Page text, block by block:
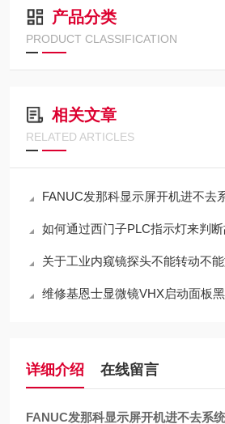
产品分类
PRODUCT CLASSIFICATION
相关文章
RELATED ARTICLES
FANUC发那科显示屏开机进不去
如何通过西门子PLC指示灯来判断
关于工业内窥镜探头不能转动不能
维修基恩士显微镜VHX启动面板黑
详细介绍 在线留言
FANUC发那科显示屏开机进不去系